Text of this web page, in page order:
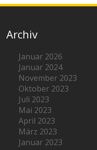
Archiv
Januar 2026
Januar 2024
November 2023
Oktober 2023
Juli 2023
Mai 2023
April 2023
März 2023
Januar 2023